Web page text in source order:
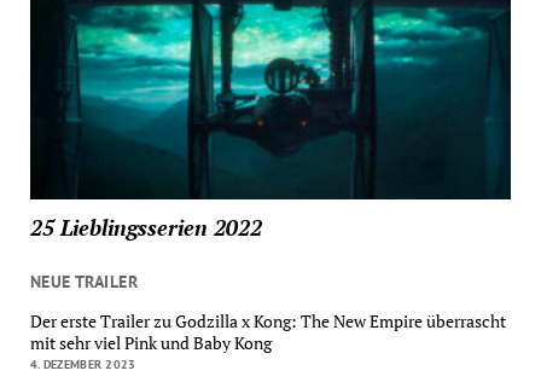
25 Lieblingsserien 2022
NEUE TRAILER
Der erste Trailer zu Godzilla x Kong: The New Empire überrascht
mit sehr viel Pink und Baby Kong
4. DEZEMBER 2023